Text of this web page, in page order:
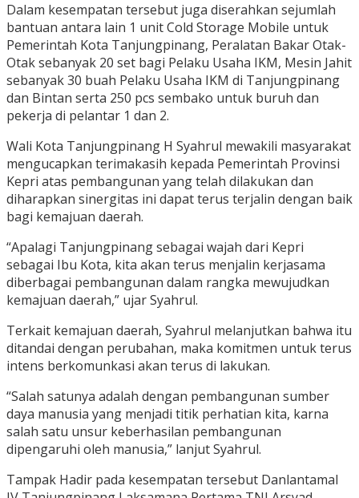
Dalam kesempatan tersebut juga diserahkan sejumlah
bantuan antara lain 1 unit Cold Storage Mobile untuk
Pemerintah Kota Tanjungpinang, Peralatan Bakar Otak-
Otak sebanyak 20 set bagi Pelaku Usaha IKM, Mesin Jahit
sebanyak 30 buah Pelaku Usaha IKM di Tanjungpinang
dan Bintan serta 250 pcs sembako untuk buruh dan
pekerja di pelantar 1 dan 2.
Wali Kota Tanjungpinang H Syahrul mewakili masyarakat
mengucapkan terimakasih kepada Pemerintah Provinsi
Kepri atas pembangunan yang telah dilakukan dan
diharapkan sinergitas ini dapat terus terjalin dengan baik
bagi kemajuan daerah.
“Apalagi Tanjungpinang sebagai wajah dari Kepri
sebagai Ibu Kota, kita akan terus menjalin kerjasama
diberbagai pembangunan dalam rangka mewujudkan
kemajuan daerah,” ujar Syahrul.
Terkait kemajuan daerah, Syahrul melanjutkan bahwa itu
ditandai dengan perubahan, maka komitmen untuk terus
intens berkomunkasi akan terus di lakukan.
“Salah satunya adalah dengan pembangunan sumber
daya manusia yang menjadi titik perhatian kita, karna
salah satu unsur keberhasilan pembangunan
dipengaruhi oleh manusia,” lanjut Syahrul.
Tampak Hadir pada kesempatan tersebut Danlantamal